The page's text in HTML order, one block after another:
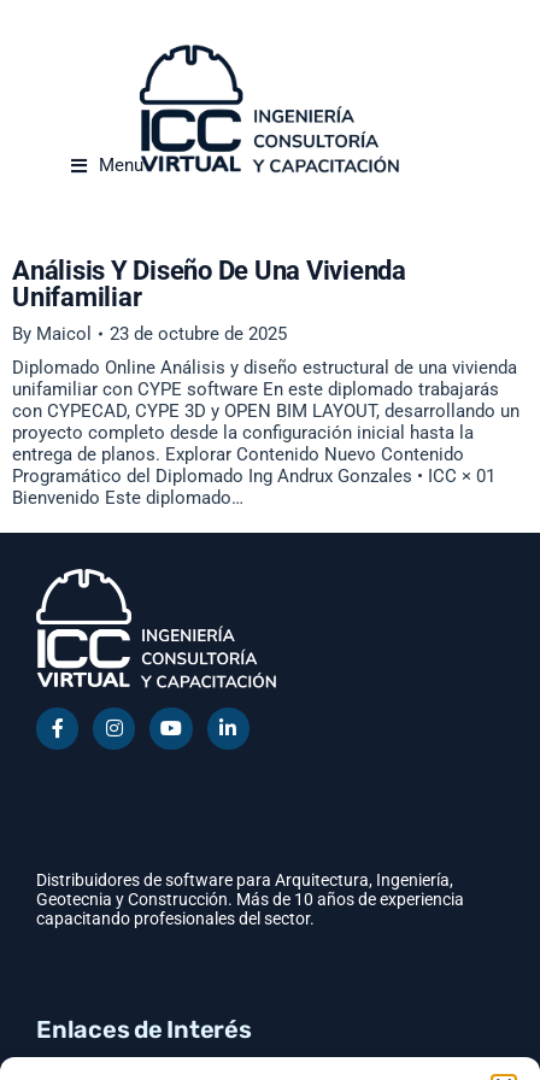
Menu
Análisis Y Diseño De Una Vivienda
Unifamiliar
By Maicol
23 de octubre de 2025
Diplomado Online Análisis y diseño estructural de una vivienda
unifamiliar con CYPE software En este diplomado trabajarás
con CYPECAD, CYPE 3D y OPEN BIM LAYOUT, desarrollando un
proyecto completo desde la configuración inicial hasta la
entrega de planos. Explorar Contenido Nuevo Contenido
Programático del Diplomado Ing Andrux Gonzales • ICC × 01
Bienvenido Este diplomado…
Distribuidores de software para Arquitectura, Ingeniería,
Geotecnia y Construcción. Más de 10 años de experiencia
capacitando profesionales del sector.
Enlaces de Interés